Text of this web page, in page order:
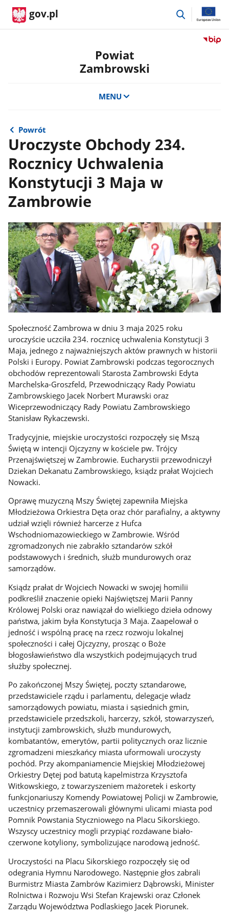
gov.pl
przejdź
Przejdź
Powiat
Zambrowski
MENU
Powrót
Uroczyste Obchody 234.
Rocznicy Uchwalenia
Konstytucji 3 Maja w
Zambrowie
Społeczność Zambrowa w dniu 3 maja 2025 roku
uroczyście uczciła 234. rocznicę uchwalenia Konstytucji 3
Maja, jednego z najważniejszych aktów prawnych w historii
Polski i Europy. Powiat Zambrowski podczas tegorocznych
obchodów reprezentowali Starosta Zambrowski Edyta
Marchelska-Groszfeld, Przewodniczący Rady Powiatu
Zambrowskiego Jacek Norbert Murawski oraz
Wiceprzewodniczący Rady Powiatu Zambrowskiego
Stanisław Rykaczewski.
Tradycyjnie, miejskie uroczystości rozpoczęły się Mszą
Świętą w intencji Ojczyzny w kościele pw. Trójcy
Przenajświętszej w Zambrowie. Eucharystii przewodniczył
Dziekan Dekanatu Zambrowskiego, ksiądz prałat Wojciech
Nowacki.
Oprawę muzyczną Mszy Świętej zapewniła Miejska
Młodzieżowa Orkiestra Dęta oraz chór parafialny, a aktywny
udział wzięli również harcerze z Hufca
Wschodniomazowieckiego w Zambrowie. Wśród
zgromadzonych nie zabrakło sztandarów szkół
podstawowych i średnich, służb mundurowych oraz
samorządów.
Ksiądz prałat dr Wojciech Nowacki w swojej homilii
podkreślił znaczenie opieki Najświętszej Marii Panny
Królowej Polski oraz nawiązał do wielkiego dzieła odnowy
państwa, jakim była Konstytucja 3 Maja. Zaapelował o
jedność i wspólną pracę na rzecz rozwoju lokalnej
społeczności i całej Ojczyzny, prosząc o Boże
błogosławieństwo dla wszystkich podejmujących trud
służby społecznej.
Po zakończonej Mszy Świętej, poczty sztandarowe,
przedstawiciele rządu i parlamentu, delegacje władz
samorządowych powiatu, miasta i sąsiednich gmin,
przedstawiciele przedszkoli, harcerzy, szkół, stowarzyszeń,
instytucji zambrowskich, służb mundurowych,
kombatantów, emerytów, partii politycznych oraz licznie
zgromadzeni mieszkańcy miasta uformowali uroczysty
pochód. Przy akompaniamencie Miejskiej Młodzieżowej
Orkiestry Dętej pod batutą kapelmistrza Krzysztofa
Witkowskiego, z towarzyszeniem mażoretek i eskorty
funkcjonariuszy Komendy Powiatowej Policji w Zambrowie,
uczestnicy przemaszerowali głównymi ulicami miasta pod
Pomnik Powstania Styczniowego na Placu Sikorskiego.
Wszyscy uczestnicy mogli przypiąć rozdawane biało-
czerwone kotyliony, symbolizujące narodową jedność.
Uroczystości na Placu Sikorskiego rozpoczęły się od
odegrania Hymnu Narodowego. Następnie głos zabrali
Burmistrz Miasta Zambrów Kazimierz Dąbrowski, Minister
Rolnictwa i Rozwoju Wsi Stefan Krajewski oraz Członek
Zarządu Województwa Podlaskiego Jacek Piorunek.